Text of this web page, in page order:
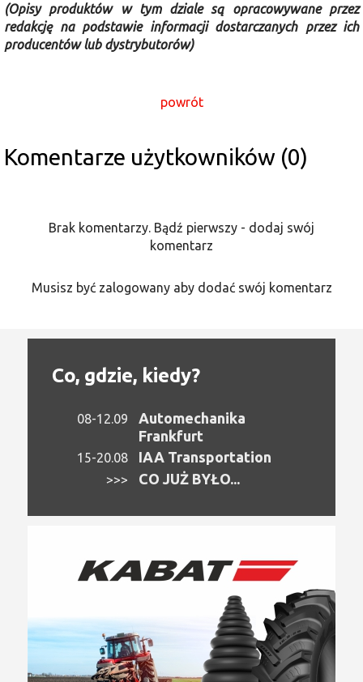
(Opisy produktów w tym dziale są opracowywane przez
redakcję na podstawie informacji dostarczanych przez ich
producentów lub dystrybutorów)
powrót
Komentarze użytkowników (0)
Brak komentarzy. Bądź pierwszy - dodaj swój
komentarz
Musisz być zalogowany aby dodać swój komentarz
Co, gdzie, kiedy?
08-12.09
Automechanika
Frankfurt
15-20.08 IAA Transportation
>>> CO JUŻ BYŁO...